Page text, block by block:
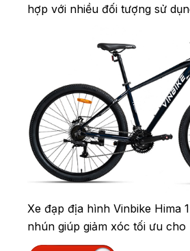
hợp với nhiều đối tượng sử
Xe đạp địa hình Vinbike Hima
nhún giúp giảm xóc tối ưu cho